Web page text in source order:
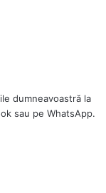
dumneavoastră la
sau pe WhatsApp.